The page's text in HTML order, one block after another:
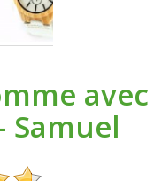
avec
Samuel